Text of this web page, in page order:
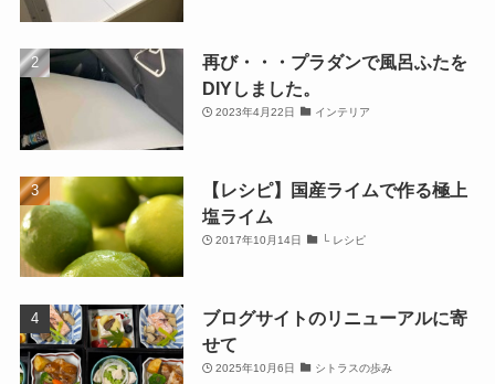
再び・・・プラダンで風呂ふたを
DIYしました。
2023年4月22日 インテリア
【レシピ】国産ライムで作る極上
塩ライム
2017年10月14日 └ レシピ
ブログサイトのリニューアルに寄
せて
2025年10月6日 シトラスの歩み